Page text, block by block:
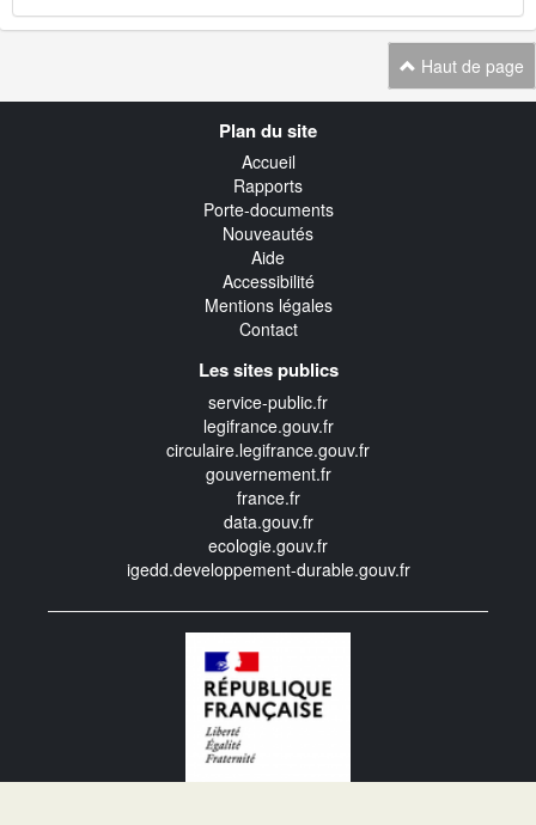
Haut de page
Plan du site
Accueil
Rapports
Porte-documents
Nouveautés
Aide
Accessibilité
Mentions légales
Contact
Les sites publics
service-public.fr
legifrance.gouv.fr
circulaire.legifrance.gouv.fr
gouvernement.fr
france.fr
data.gouv.fr
ecologie.gouv.fr
igedd.developpement-durable.gouv.fr